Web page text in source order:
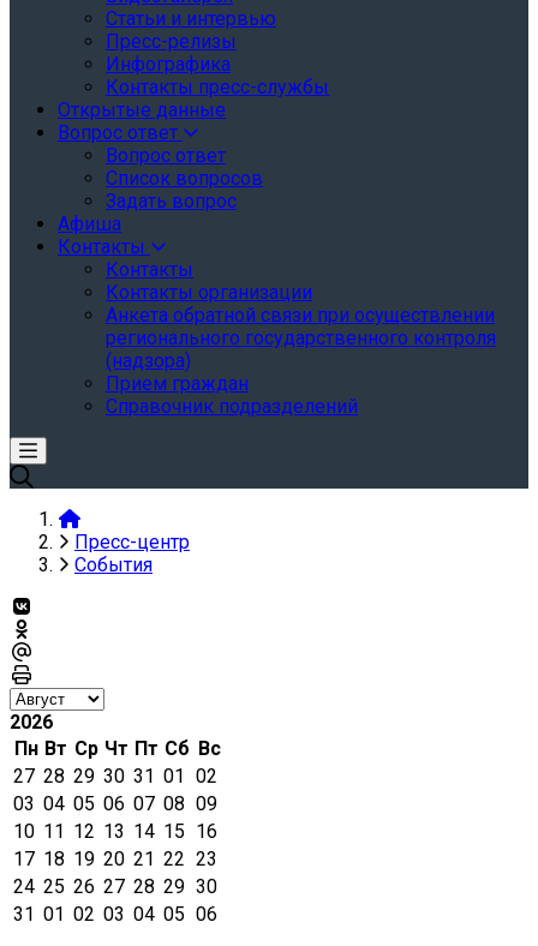
Статьи и интервью
Пресс-релизы
Инфографика
Контакты пресс-службы
Открытые данные
Вопрос ответ
Вопрос ответ
Список вопросов
Задать вопрос
Афиша
Контакты
Контакты
Контакты организации
Анкета обратной связи при осуществлении
регионального государственного контроля
(надзора)
Прием граждан
Справочник подразделений
Пресс-центр
События
2026
Пн Вт Ср Чт Пт Сб Вс
27 28 29 30 31 01 02
03 04 05 06 07 08 09
10 11 12 13 14 15 16
17 18 19 20 21 22 23
24 25 26 27 28 29 30
31 01 02 03 04 05 06